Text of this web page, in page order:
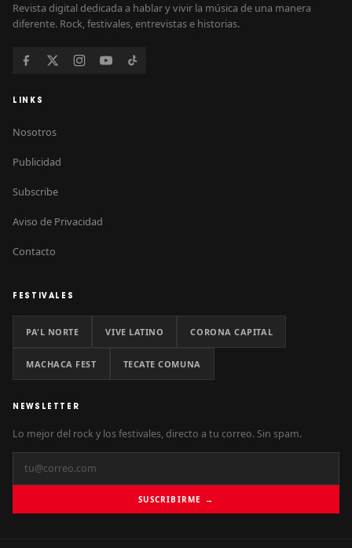
Revista digital dedicada a hablar y vivir la música de una manera
diferente. Rock, festivales, entrevistas e historias.
LINKS
Nosotros
Publicidad
Subscribe
Aviso de Privacidad
Contacto
FESTIVALES
PA'L NORTE VIVE LATINO CORONA CAPITAL
MACHACA FEST TECATE COMUNA
NEWSLETTER
Lo mejor del rock y los festivales, directo a tu correo. Sin spam.
SUSCRIBIRME →